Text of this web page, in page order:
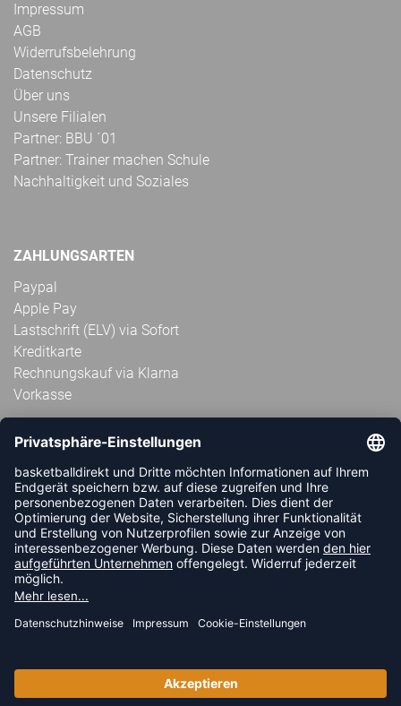
Impressum
AGB
Widerrufsbelehrung
Datenschutz
Über uns
Unsere Filialen
Partner: BBU ´01
Partner: Trainer machen Schule
Nachhaltigkeit und Soziales
ZAHLUNGSARTEN
Paypal
Apple Pay
Lastschrift (ELV) via Sofort
Kreditkarte
Rechnungskauf via Klarna
Vorkasse
ABONNIERE JETZT DEN KOSTENLOSEN
HANDBALLDIREKT-NEWSLETTER UND VERPASSE KEINE
NEUIGKEIT ODER AKTION MEHR.
JETZT ANMELDEN